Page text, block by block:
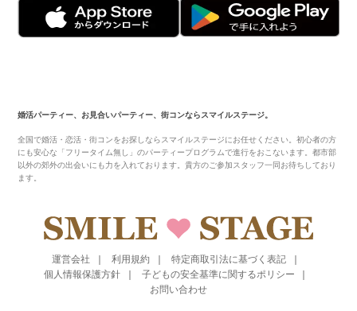
婚活パーティー、お見合いパーティー、街コンならスマイルステージ。
全国で婚活・恋活・街コンをお探しならスマイルステージにお任せください。初心者の方
にも安心な「フリータイム無し」のパーティープログラムで進行をおこないます。都市部
以外の郊外の出会いにも力を入れております。貴方のご参加スタッフ一同お待ちしており
ます。
運営会社 利用規約
特定商取引法に基づく表記
個人情報保護方針
子どもの安全基準に関するポリシー
お問い合わせ